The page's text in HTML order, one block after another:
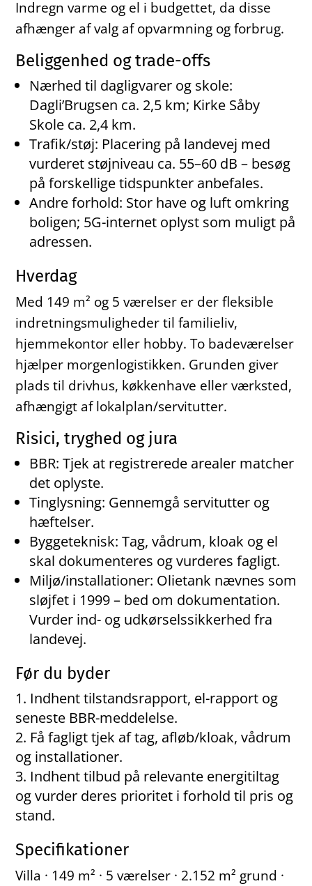
Indregn varme og el i budgettet, da disse
afhænger af valg af opvarmning og forbrug.
Beliggenhed og trade-offs
Nærhed til dagligvarer og skole:
Dagli’Brugsen ca. 2,5 km; Kirke Såby
Skole ca. 2,4 km.
Trafik/støj: Placering på landevej med
vurderet støjniveau ca. 55–60 dB – besøg
på forskellige tidspunkter anbefales.
Andre forhold: Stor have og luft omkring
boligen; 5G-internet oplyst som muligt på
adressen.
Hverdag
Med 149 m² og 5 værelser er der fleksible
indretningsmuligheder til familieliv,
hjemmekontor eller hobby. To badeværelser
hjælper morgenlogistikken. Grunden giver
plads til drivhus, køkkenhave eller værksted,
afhængigt af lokalplan/servitutter.
Risici, tryghed og jura
BBR: Tjek at registrerede arealer matcher
det oplyste.
Tinglysning: Gennemgå servitutter og
hæftelser.
Byggeteknisk: Tag, vådrum, kloak og el
skal dokumenteres og vurderes fagligt.
Miljø/installationer: Olietank nævnes som
sløjfet i 1999 – bed om dokumentation.
Vurder ind- og udkørselssikkerhed fra
landevej.
Før du byder
Indhent tilstandsrapport, el-rapport og
seneste BBR-meddelelse.
Få fagligt tjek af tag, afløb/kloak, vådrum
og installationer.
Indhent tilbud på relevante energitiltag
og vurder deres prioritet i forhold til pris og
stand.
Specifikationer
Villa · 149 m² · 5 værelser · 2.152 m² grund ·